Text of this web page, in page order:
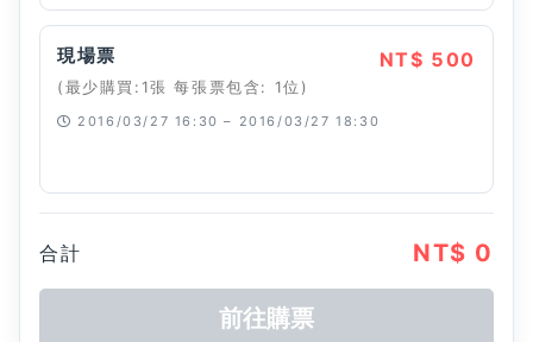
現場票
(最少購買:1張 每張票包含: 1位)
NT$ 500
2016/03/27 16:30 – 2016/03/27 18:30
合計 NT$ 0